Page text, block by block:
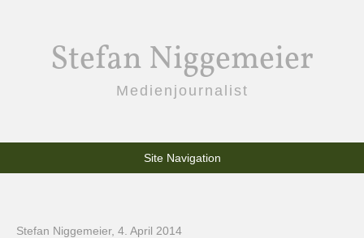
Stefan Niggemeier
Medienjournalist
Site Navigation
Stefan Niggemeier, 4. April 2014